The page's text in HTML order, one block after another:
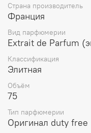
перца открывается
пирамидки
солнечного
бархатисто-пряной
страстного белого
магического пачули,
сладко-пряные
коричневого сахара
Haute Fragrance
Страна производитель
Франция
Вид парфюмерии
Extrait de Parfum
Классификация
Элитная
Объём
75
Тип парфюмерии
Оригинал duty free